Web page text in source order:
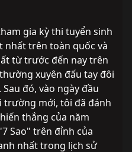
gia kỳ thi tuyển sinh
nhất trên toàn quốc và
từ ​​trước đến nay trên
xuyên đấu tay đôi
đó, vào ngày đầu
trường mới, tôi đã đánh
thắng của năm
Sao" trên đỉnh của
nhất trong lịch sử